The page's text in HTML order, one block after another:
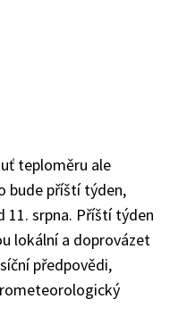
teploměru ale
bude příští týden,
11. srpna. Příští týden
lokální a doprovázet
předpovědi,